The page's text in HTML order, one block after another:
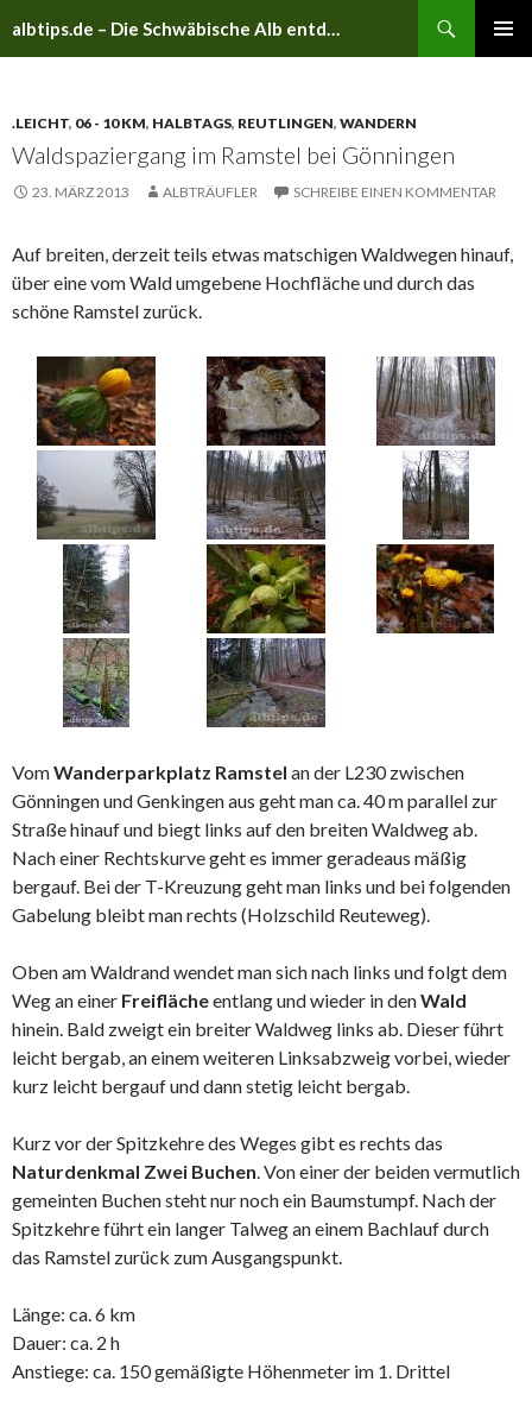
albtips.de – Die Schwäbische Alb entdecken
.LEICHT, 06 - 10 KM, HALBTAGS, REUTLINGEN, WANDERN
Waldspaziergang im Ramstel bei Gönningen
23. MÄRZ 2013 ALBTRÄUFLER SCHREIBE EINEN KOMMENTAR
Auf breiten, derzeit teils etwas matschigen Waldwegen hinauf,
über eine vom Wald umgebene Hochfläche und durch das
schöne Ramstel zurück.
VomWanderparkplatz Ramstel an der L230 zwischen
Gönningen und Genkingen aus geht man ca. 40 m parallel zur
Straße hinauf und biegt links auf den breiten Waldweg ab.
Nach einer Rechtskurve geht es immer geradeaus mäßig
bergauf. Bei der T-Kreuzung geht man links und bei folgenden
Gabelung bleibt man rechts (Holzschild Reuteweg).
Oben am Waldrand wendet man sich nach links und folgt dem
Weg an einer Freiflächeentlang und wieder in denWald
hinein. Bald zweigt ein breiter Waldweg links ab. Dieser führt
leicht bergab, an einem weiteren Linksabzweig vorbei, wieder
kurz leicht bergauf und dann stetig leicht bergab.
Kurz vor der Spitzkehre des Weges gibt es rechts das
Naturdenkmal Zwei Buchen. Von einer der beiden vermutlich
gemeinten Buchen steht nur noch ein Baumstumpf. Nach der
Spitzkehre führt ein langer Talweg an einem Bachlauf durch
das Ramstel zurück zum Ausgangspunkt.
Länge: ca. 6 km
Dauer: ca. 2 h
Anstiege: ca. 150 gemäßigte Höhenmeter im 1. Drittel